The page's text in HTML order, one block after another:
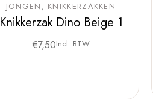
JONGEN KNIKKERZAKKEN
Knikkerzak Dino Beige 1
€7,50Incl. BTW